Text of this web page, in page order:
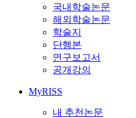
국내학술논문
해외학술논문
학술지
단행본
연구보고서
공개강의
MyRISS
내 추천논문